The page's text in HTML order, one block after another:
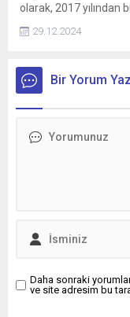
olarak, 2017 yılından
vazgeçilmez
günlerinize ve
organizasyonlarınıza
29.12.2024
Bir Yorum
Daha sonraki
ve site adresim bu